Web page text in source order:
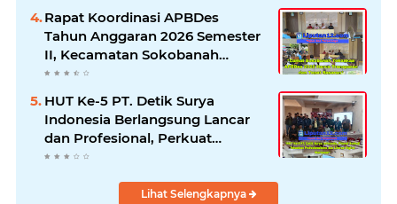
Rapat Koordinasi APBDes
Tahun Anggaran 2026 Semester
II, Kecamatan Sokobanah
Libatkan 12 Desa
HUT Ke-5 PT. Detik Surya
Indonesia Berlangsung Lancar
dan Profesional, Perkuat
Kompetensi Wartawan
Lihat Selengkapnya